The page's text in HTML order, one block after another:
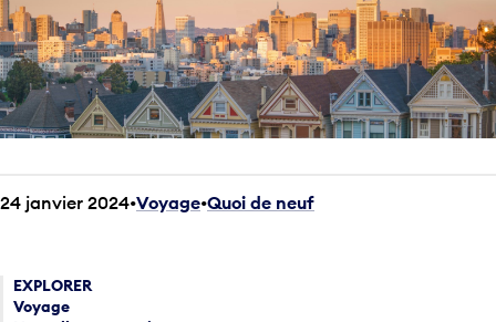
24 janvier 2024 Voyage•Quoi de neuf
EXPLORER
Voyage